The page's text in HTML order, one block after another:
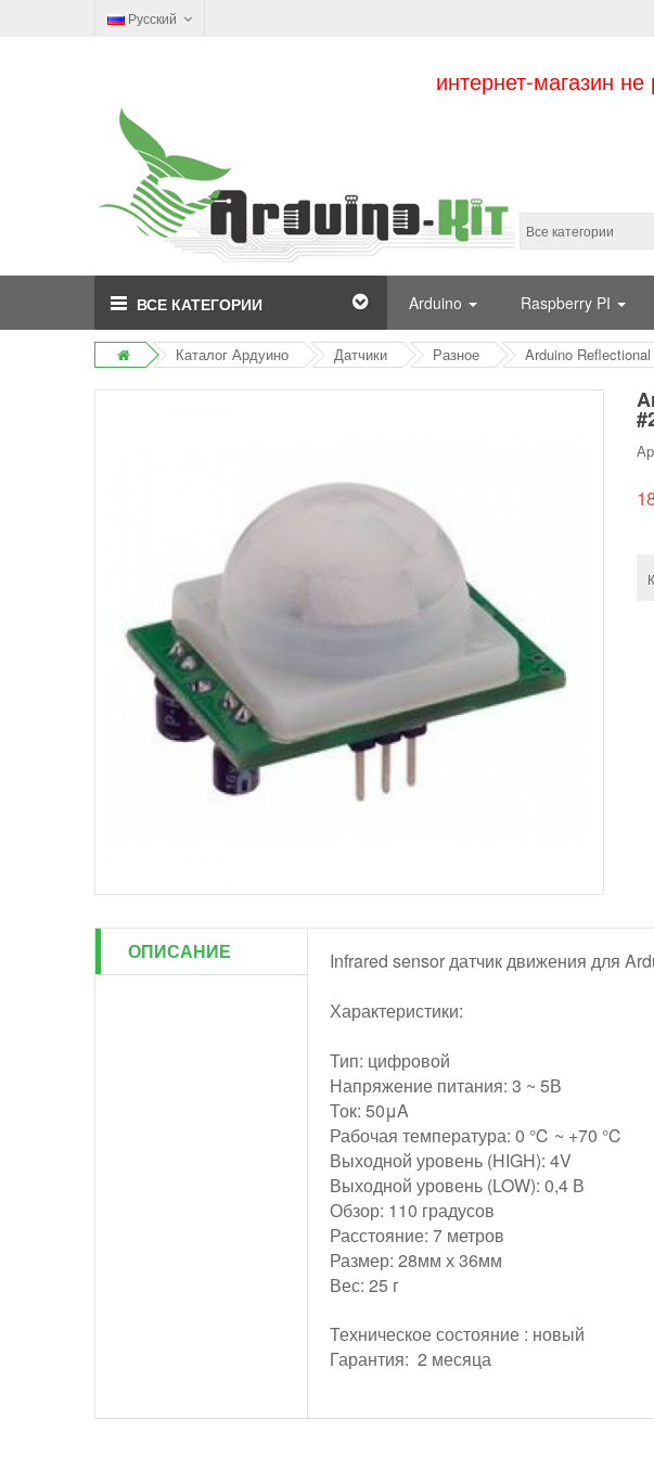
Русский
интернет-магазин
ВСЕ КАТЕГОРИИ Arduino Raspberry PI
Каталог Ардуино Датчики Разное Arduino
ОПИСАНИЕ
Infrared sensor датчик движения для
Характеристики:
Тип: цифровой
Напряжение питания: 3 ~ 5В
Ток: 50μA
Рабочая температура: 0 ℃ ~ +70 ℃
Выходной уровень (HIGH): 4V
Выходной уровень (LOW): 0,4 В
Обзор: 110 градусов
Расстояние: 7 метров
Размер: 28мм х 36мм
Вес: 25 г
Техническое состояние : новый
Гарантия: 2 месяца